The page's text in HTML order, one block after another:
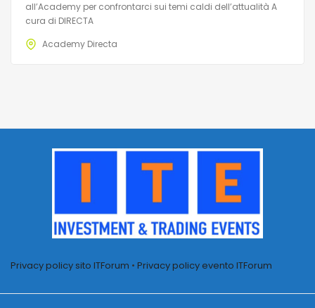
all’Academy per confrontarci sui temi caldi dell’attualità A
cura di DIRECTA
Academy Directa
Privacy policy sito ITForum • Privacy policy evento ITForum